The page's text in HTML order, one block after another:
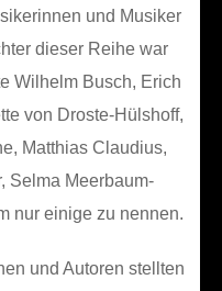
und Musiker
dieser Reihe war
Wilhelm Busch, Erich
von Droste-Hülshoff,
Matthias Claudius,
Selma Meerbaum-
nur einige zu nennen.
und Autoren stellten